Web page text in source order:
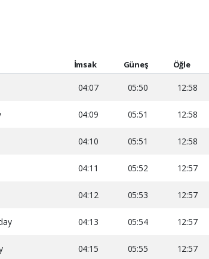
İmsak Güneş Öğle
04:07 05:50 12:58
04:09 05:51 12:58
04:10 05:51 12:58
04:11 05:52 12:57
04:12 05:53 12:57
04:13 05:54 12:57
04:15 05:55 12:57